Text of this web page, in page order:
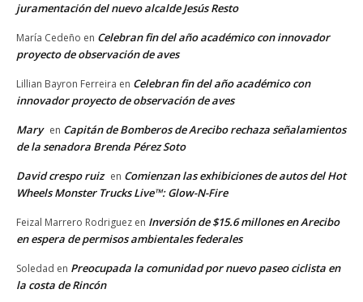
juramentación del nuevo alcalde Jesús Resto
María Cedeño en Celebran fin del año académico con innovador
proyecto de observación de aves
Lillian Bayron Ferreira en Celebran fin del año académico con
innovador proyecto de observación de aves
Mary en Capitán de Bomberos de Arecibo rechaza señalamientos
de la senadora Brenda Pérez Soto
David crespo ruiz en Comienzan las exhibiciones de autos del Hot
Wheels Monster Trucks Live™: Glow-N-Fire
Feizal Marrero Rodriguez en Inversión de $15.6 millones en Arecibo
en espera de permisos ambientales federales
Soledad en Preocupada la comunidad por nuevo paseo ciclista en
la costa de Rincón